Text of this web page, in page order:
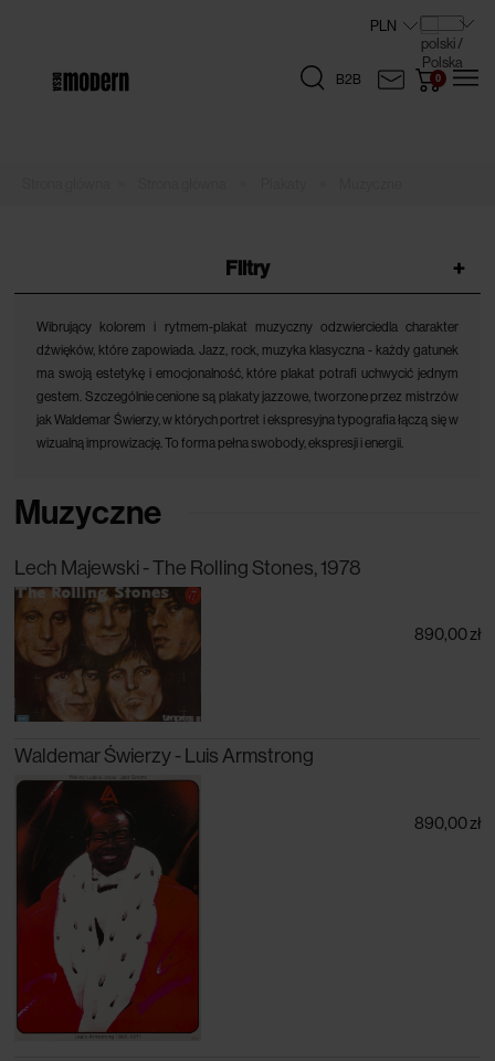
B2B
Filtry +
Wibrujący kolorem i rytmem-plakat muzyczny odzwierciedla charakter
dźwięków, które zapowiada. Jazz, rock, muzyka klasyczna - każdy gatunek
ma swoją estetykę i emocjonalność, które plakat potrafi uchwycić jednym
gestem. Szczególnie cenione są plakaty jazzowe, tworzone przez mistrzów
jak Waldemar Świerzy, w których portret i ekspresyjna typografia łączą się w
wizualną improwizację. To forma pełna swobody, ekspresji i energii.
Muzyczne
Lech Majewski - The Rolling Stones, 1978
890,00 zł
Waldemar Świerzy - Luis Armstrong
890,00 zł